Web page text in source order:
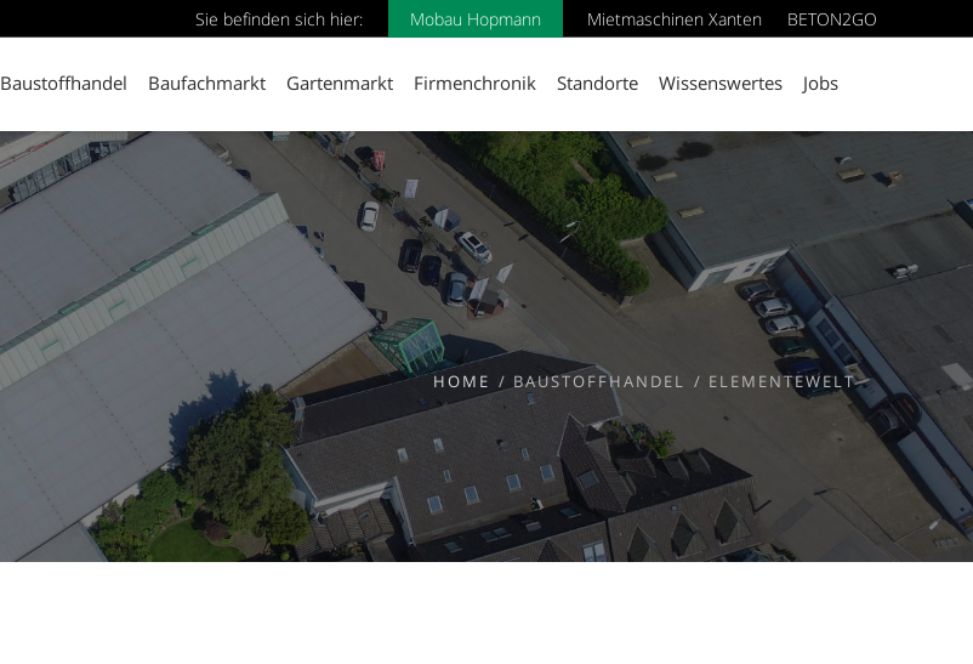
Sie befinden sich hier: Mobau Hopmann Mietmaschinen Xanten BETON2GO
Baustoffhandel Baufachmarkt Gartenmarkt Firmenchronik Standorte Wissenswertes Jobs
HOME BAUSTOFFHANDEL ELEMENTEWELT